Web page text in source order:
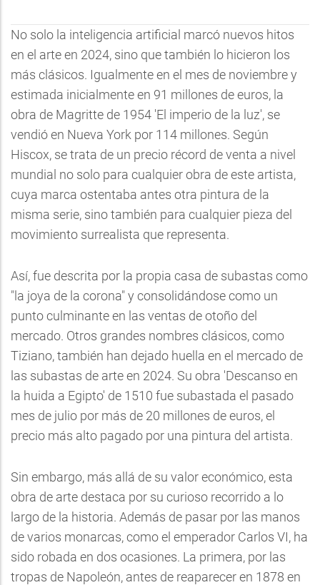
No solo la inteligencia artificial marcó nuevos hitos
en el arte en 2024, sino que también lo hicieron los
más clásicos. Igualmente en el mes de noviembre y
estimada inicialmente en 91 millones de euros, la
obra de Magritte de 1954 'El imperio de la luz', se
vendió en Nueva York por 114 millones. Según
Hiscox, se trata de un precio récord de venta a nivel
mundial no solo para cualquier obra de este artista,
cuya marca ostentaba antes otra pintura de la
misma serie, sino también para cualquier pieza del
movimiento surrealista que representa.
Así, fue descrita por la propia casa de subastas como
"la joya de la corona" y consolidándose como un
punto culminante en las ventas de otoño del
mercado. Otros grandes nombres clásicos, como
Tiziano, también han dejado huella en el mercado de
las subastas de arte en 2024. Su obra 'Descanso en
la huida a Egipto' de 1510 fue subastada el pasado
mes de julio por más de 20 millones de euros, el
precio más alto pagado por una pintura del artista.
Sin embargo, más allá de su valor económico, esta
obra de arte destaca por su curioso recorrido a lo
largo de la historia. Además de pasar por las manos
de varios monarcas, como el emperador Carlos VI, ha
sido robada en dos ocasiones. La primera, por las
tropas de Napoleón, antes de reaparecer en 1878 en